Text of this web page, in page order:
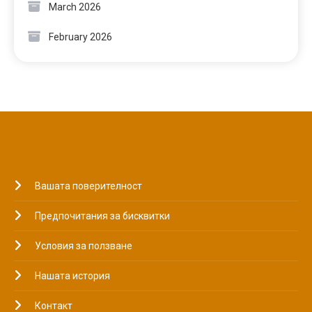
March 2026
February 2026
Вашата поверителност
Предпочитания за бисквитки
Условия за ползване
Нашата история
Контакт